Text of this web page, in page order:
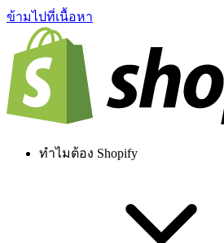
ข้ามไปที่เนื้อหา
ทำไมต้อง Shopify